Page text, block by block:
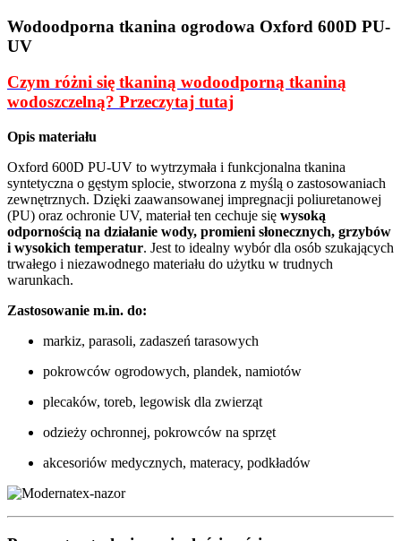
Wodoodporna tkanina ogrodowa Oxford 600D PU-
UV
Czym różni się tkaniną wodoodporną tkaniną
wodoszczelną? Przeczytaj tutaj
Opis materiału
Oxford 600D PU-UV to wytrzymała i funkcjonalna tkanina
syntetyczna o gęstym splocie, stworzona z myślą o zastosowaniach
zewnętrznych. Dzięki zaawansowanej impregnacji poliuretanowej
(PU) oraz ochronie UV, materiał ten cechuje się wysoką
odpornością na działanie wody, promieni słonecznych, grzybów
i wysokich temperatur. Jest to idealny wybór dla osób szukających
trwałego i niezawodnego materiału do użytku w trudnych
warunkach.
Zastosowanie m.in. do:
markiz, parasoli, zadaszeń tarasowych
pokrowców ogrodowych, plandek, namiotów
plecaków, toreb, legowisk dla zwierząt
odzieży ochronnej, pokrowców na sprzęt
akcesoriów medycznych, materacy, podkładów